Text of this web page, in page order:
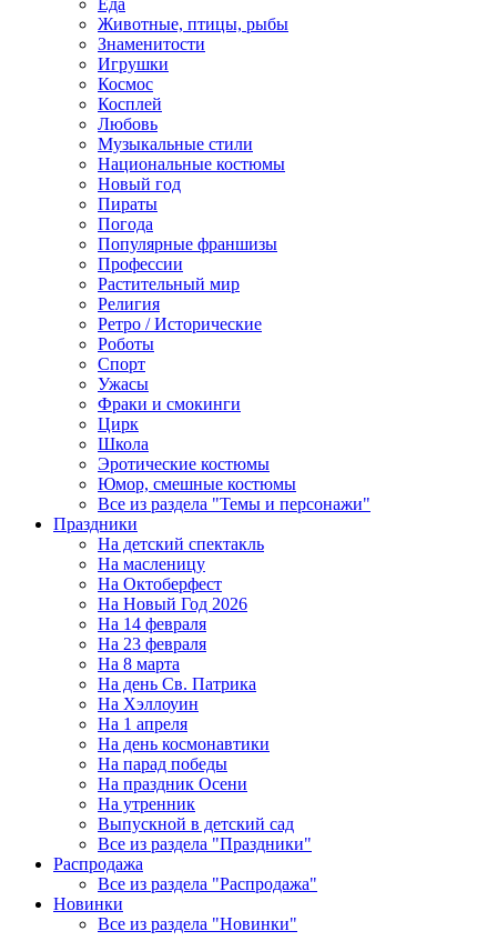
Еда
Животные, птицы, рыбы
Знаменитости
Игрушки
Космос
Косплей
Любовь
Музыкальные стили
Национальные костюмы
Новый год
Пираты
Погода
Популярные франшизы
Профессии
Растительный мир
Религия
Ретро / Исторические
Роботы
Спорт
Ужасы
Фраки и смокинги
Цирк
Школа
Эротические костюмы
Юмор, смешные костюмы
Все из раздела "Темы и персонажи"
Праздники
На детский спектакль
На масленицу
На Октоберфест
На Новый Год 2026
На 14 февраля
На 23 февраля
На 8 марта
На день Св. Патрика
На Хэллоуин
На 1 апреля
На день космонавтики
На парад победы
На праздник Осени
На утренник
Выпускной в детский сад
Все из раздела "Праздники"
Распродажа
Все из раздела "Распродажа"
Новинки
Все из раздела "Новинки"